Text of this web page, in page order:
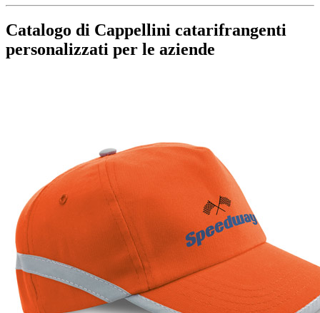
Catalogo di Cappellini catarifrangenti
personalizzati per le aziende